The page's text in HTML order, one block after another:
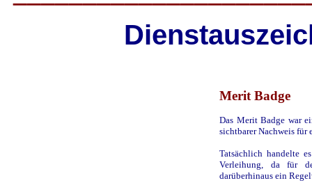
Merit Badge
Das Merit Badge war
sichtbarer Nachweis
Tatsächlich handelte
Verleihung, da für
darüberhinaus ein